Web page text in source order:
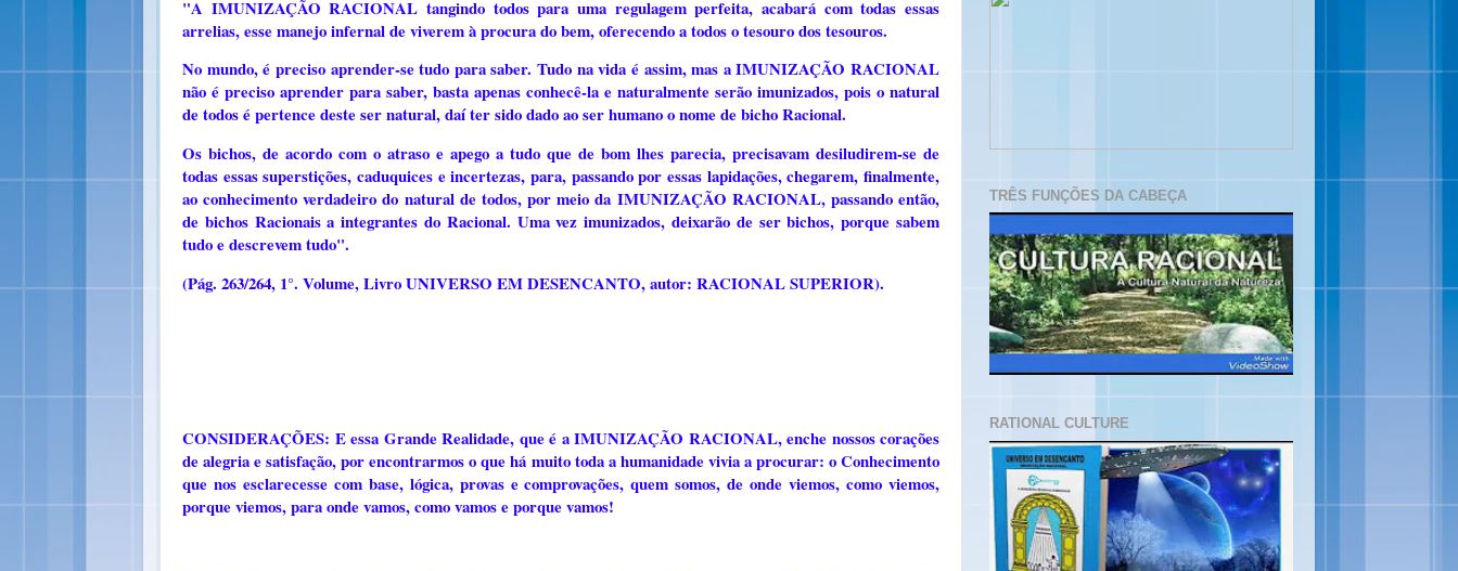
"A IMUNIZAÇÃO RACIONAL tangindo todos para uma regulagem perfeita, acabará com todas essas
arrelias, esse manejo infernal de viverem à procura do bem, oferecendo a todos o tesouro dos tesouros.
No mundo, é preciso aprender-se tudo para saber. Tudo na vida é assim, mas a IMUNIZAÇÃO RACIONAL
não é preciso aprender para saber, basta apenas conhecê-la e naturalmente serão imunizados, pois o natural
de todos é pertence deste ser natural, daí ter sido dado ao ser humano o nome de bicho Racional.
Os bichos, de acordo com o atraso e apego a tudo que de bom lhes parecia, precisavam desiludirem-se de
todas essas superstições, caduquices e incertezas, para, passando por essas lapidações, chegarem, finalmente,
ao conhecimento verdadeiro do natural de todos, por meio da IMUNIZAÇÃO RACIONAL, passando então,
de bichos Racionais a integrantes do Racional. Uma vez imunizados, deixarão de ser bichos, porque sabem
tudo e descrevem tudo".
(Pág. 263/264, 1°. Volume, Livro UNIVERSO EM DESENCANTO, autor: RACIONAL SUPERIOR).
CONSIDERAÇÕES: E essa Grande Realidade, que é a IMUNIZAÇÃO RACIONAL, enche nossos corações
de alegria e satisfação, por encontrarmos o que há muito toda a humanidade vivia a procurar: o Conhecimento
que nos esclarecesse com base, lógica, provas e comprovações, quem somos, de onde viemos, como viemos,
porque viemos, para onde vamos, como vamos e porque vamos!
TRÊS FUNÇÕES DA CABEÇA
RATIONAL CULTURE